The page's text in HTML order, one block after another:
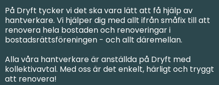
På Dryft tycker vi det ska vara lätt att få hjälp av
hantverkare. Vi hjälper dig med allt ifrån småfix till att
renovera hela bostaden och renoveringar i
bostadsrättsföreningen - och allt däremellan.
Alla våra hantverkare är anställda på Dryft med
kollektivavtal. Med oss är det enkelt, härligt och tryggt
att renovera!